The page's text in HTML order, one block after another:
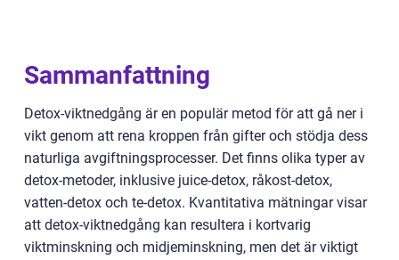
Sammanfattning
Detox-viktnedgång är en populär metod för att gå ner i
vikt genom att rena kroppen från gifter och stödja dess
naturliga avgiftningsprocesser. Det finns olika typer av
detox-metoder, inklusive juice-detox, råkost-detox,
vatten-detox och te-detox. Kvantitativa mätningar visar
att detox-viktnedgång kan resultera i kortvarig
viktminskning och midjeminskning, men det är viktigt